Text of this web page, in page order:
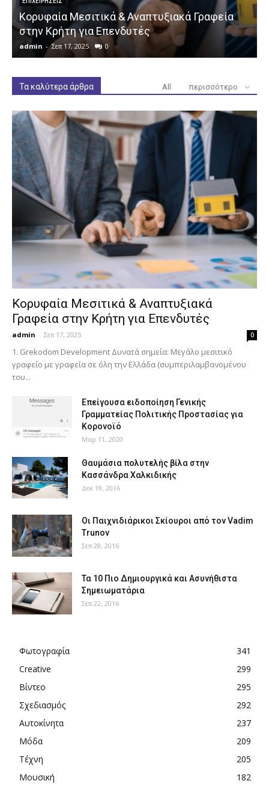
Κορυφαία Μεσιτικά & Αναπτυξιακά Γραφεία
στην Κρήτη για Επενδυτές
admin - Σεπ 17, 2025 0
Τα καλύτερα άρθρα All περισσότερο
Κορυφαία Μεσιτικά & Αναπτυξιακά
Γραφεία στην Κρήτη για Επενδυτές
admin - Σεπ 17, 2025 0
1. Grekodom Development Δυνατά σημεία: Μεγάλο μεσιτικό
γραφείο με γραφεία σε όλη την Ελλάδα (συμπεριλαμβανομένου
του...
Επείγουσα ειδοποίηση Γενικής
Γραμματείας Πολιτικής Προστασίας για
Κορονοϊό
Μαρ 11, 2020
Θαυμάσια πολυτελής βίλα στην
Κασσάνδρα Χαλκιδικής
Δεκ 19, 2016
Οι Παιχνιδιάρικοι Σκίουροι από τον Vadim
Trunov
Σεπ 28, 2016
Τα 10 Πιο Δημιουργικά και Ασυνήθιστα
Σημειωματάρια
Σεπ 22, 2016
Φωτογραφία
341
Creative
299
Βίντεο
295
Σχεδιασμός
292
Αυτοκίνητα
237
Μόδα
209
Τέχνη
205
Μουσική
182